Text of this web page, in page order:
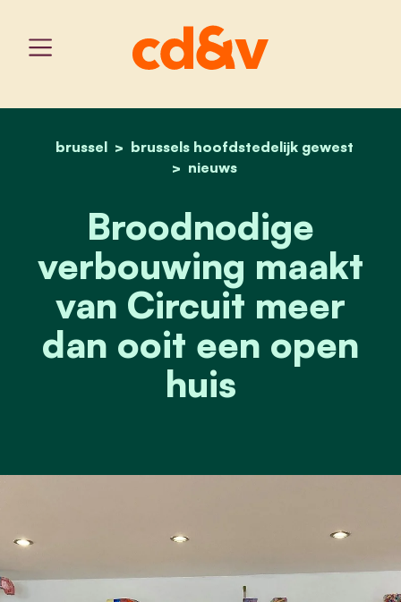
home
brussel
brussels hoofdstedelijk gewest
nieuws
broodnodige
Broodnodige
verbouwing maakt
van Circuit meer
dan ooit een open
huis